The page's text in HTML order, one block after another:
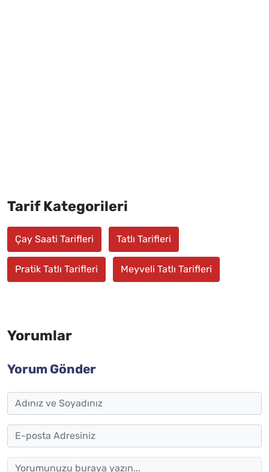
Tarif Kategorileri
Çay Saati Tarifleri Tatlı Tarifleri
Pratik Tatlı Tarifleri Meyveli Tatlı Tarifleri
Yorumlar
Yorum Gönder